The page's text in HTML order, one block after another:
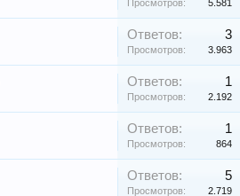
Просмотров: 5.581
Ответов: 3
Просмотров: 3.963
Ответов: 1
Просмотров: 2.192
Ответов: 1
Просмотров: 864
Ответов: 5
Просмотров: 2.719